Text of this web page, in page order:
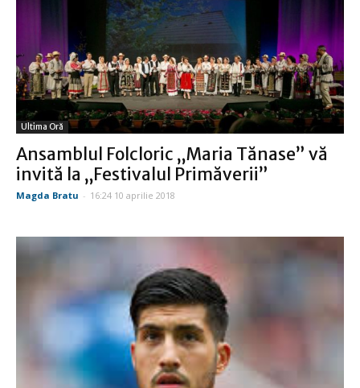
Ultima Oră
Ansamblul Folcloric „Maria Tănase” vă
invită la „Festivalul Primăverii”
Magda Bratu - 16:24 10 aprilie 2018